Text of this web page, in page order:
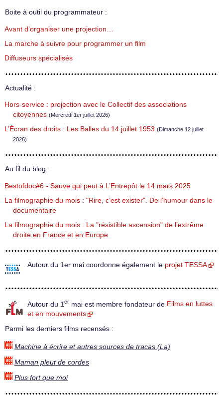
Boite à outil du programmateur :
Avant d’organiser une projection…
La marche à suivre pour programmer un film
Diffuseurs spécialisés
Actualité :
Hors-service : projection avec le Collectif des associations
citoyennes (Mercredi 1er juillet 2026)
L’Écran des droits : Les Balles du 14 juillet 1953 (Dimanche 12 juillet
2026)
Au fil du blog :
Bestofdoc#6 - Sauve qui peut à L’Entrepôt le 14 mars 2025
La filmographie du mois : "Rire, c’est exister". De l’humour dans le
documentaire
La filmographie du mois : La "résistible ascension" de l’extrême
droite en France et en Europe
Autour du 1er mai coordonne également le projet TESSA
Autour du 1 er mai est membre fondateur de Films en luttes
et en mouvements
Parmi les derniers films recensés :
Machine à écrire et autres sources de tracas (La)
Maman pleut de cordes
Plus fort que moi